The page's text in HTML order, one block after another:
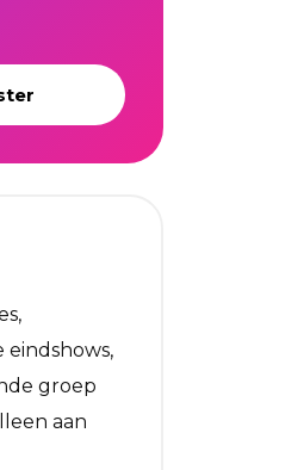
groep
aan